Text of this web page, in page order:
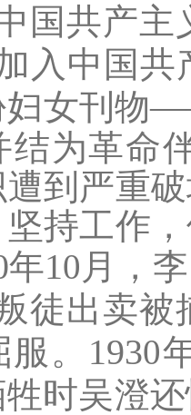
国共产
入中国
女刊物
结为革命
到严重
持工作
年10 月，
徒出卖
。 1930
时吴澄